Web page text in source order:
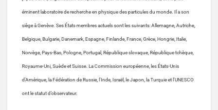
éminent laboratoire de recherche en physique des particules du monde. Il a son
siège à Genève. Ses États membres actuels sont les suivants: Allemagne, Autriche,
Belgique, Bulgarie, Danemark, Espagne, Finlande, France, Grèce, Hongrie, Italie,
Norvège, Pays-Bas, Pologne, Portugal, République slovaque, République tchèque,
Royaume-Uni, Suède et Suisse. La Commission européenne, les États-Unis
d’Amérique, la Fédération de Russie, l’Inde, Israël, le Japon, la Turquie et l’UNESCO
ont le statut d’observateur.